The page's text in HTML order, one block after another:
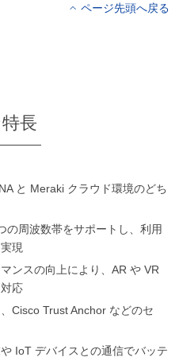
ページ先頭へ戻る
長
と Meraki クラウド環境のどち
の周波数帯をサポートし、利用
現
ンスの向上により、AR や VR
応
Cisco Trust Anchor などのセ
IoT デバイスとの通信でバッテ